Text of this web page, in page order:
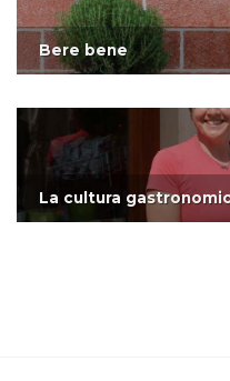
Bere bene
La cultura